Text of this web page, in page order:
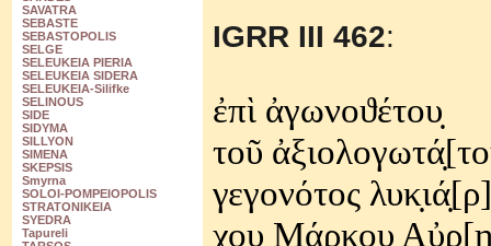
SAVATRA
SEBASTE
SEBASTOPOLIS
SELGE
SELEUKEIA PIERIA
SELEUKEIA SIDERA
SELEUKEIA-Silifke
SELINOUS
SIDE
SIDYMA
SILLYON
SIMENA
SKEPSIS
Smyrna
SOLOI-POMPEIOPOLIS
STRATONIKEIA
SYEDRA
Tapureli
IGRR III 462:
ἐπὶ ἀγωνοϑέτου̣
τοῦ
γεγονότος
χου Μάρκου